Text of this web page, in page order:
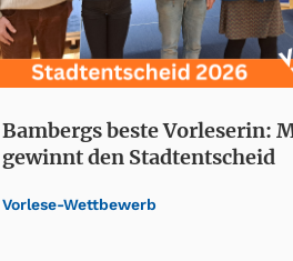
Bambergs beste Vorleserin:
gewinnt den Stadtentscheid
Vorlese-Wettbewerb